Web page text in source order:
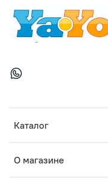
Каталог
О магазине